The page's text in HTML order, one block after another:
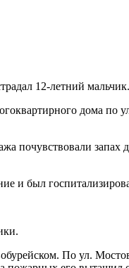
12-летний мальчик.
дома по
запах
был
По ул.